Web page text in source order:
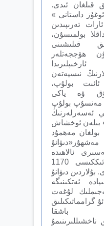
قىلغان ئىدى.
داستانى »
تەرىپىدىن
بولمىسۇن،
قىلىشىنى
ھۆججەتلەر
ئارخىپلىرىدا
نىسپەتەن
بولۇپ،
ۋە ياكى
مەنسۇپ بولۇپ
ئەسەرلەرنىڭ
بىلەن ئ‍وخشاش
مەھمۇد
ئالاھىدە
مۇھىمدۇر. ھەر ئىككىسى 1170
بۇلاردىن دىۋانۇ
ئەتكىنىگە
لۇغەت
گرامماتىكىلىق
باشقا